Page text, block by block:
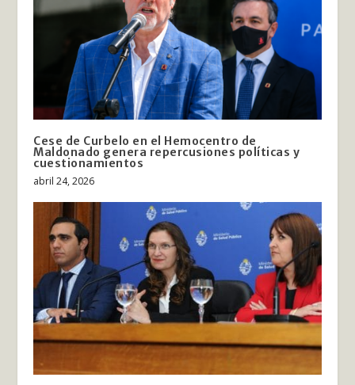
Cese de Curbelo en el Hemocentro de
Maldonado genera repercusiones políticas y
cuestionamientos
abril 24, 2026